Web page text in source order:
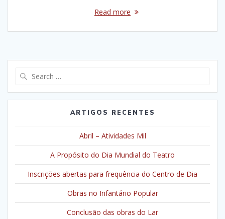
Read more
ARTIGOS RECENTES
Abril – Atividades Mil
A Propósito do Dia Mundial do Teatro
Inscrições abertas para frequência do Centro de Dia
Obras no Infantário Popular
Conclusão das obras do Lar